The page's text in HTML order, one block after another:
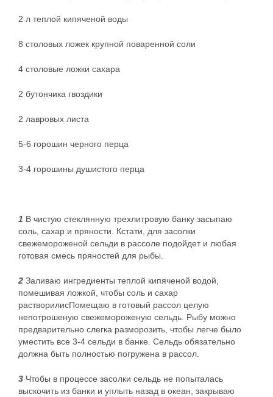
2 л теплой кипяченой воды
8 столовых ложек крупной поваренной соли
4 столовые ложки сахара
2 бутончика гвоздики
2 лавровых листа
5-6 горошин черного перца
3-4 горошины душистого перца
1 В чистую стеклянную трехлитровую банку засыпаю
соль, сахар и пряности. Кстати, для засолки
свежемороженой сельди в рассоле подойдет и любая
готовая смесь пряностей для рыбы.
2 Заливаю ингредиенты теплой кипяченой водой,
помешивая ложкой, чтобы соль и сахар
растворилисПомещаю в готовый рассол целую
непотрошеную свежемороженую сельдь. Рыбу можно
предварительно слегка разморозить, чтобы легче было
уместить все 3-4 сельди в банке. Сельдь обязательно
должна быть полностью погружена в рассол.
3 Чтобы в процессе засолки сельдь не попыталась
выскочить из банки и уплыть назад в океан, закрываю